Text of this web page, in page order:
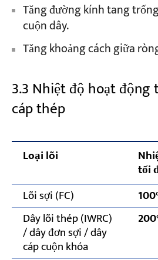
Tăng đường kính tang
cuộn dây.
Tăng khoảng cách giữa
3.3 Nhiệt độ hoạt động
cáp thép
Loại lõi
tối
Lõi sợi (FC)
Dây lõi thép (IWRC)
/ dây đơn sợi / dây
cáp cuộn khóa